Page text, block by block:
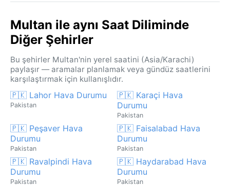
Multan ile aynı Saat Diliminde
Diğer Şehirler
Bu şehirler Multan'nin yerel saatini (Asia/Karachi)
paylaşır — aramalar planlamak veya gündüz saatlerini
karşılaştırmak için kullanışlıdır.
🇵🇰 Lahor Hava Durumu
Pakistan
🇵🇰 Karaçi Hava
Durumu
Pakistan
🇵🇰 Peşaver Hava
Durumu
Pakistan
🇵🇰 Faisalabad Hava
Durumu
Pakistan
🇵🇰 Ravalpindi Hava
Durumu
Pakistan
🇵🇰 Haydarabad Hava
Durumu
Pakistan